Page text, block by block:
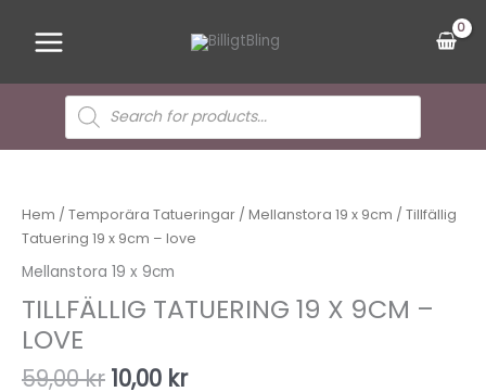
innehållMenu
Sök
efter
produkter
Hem / Temporära Tatueringar / Mellanstora 19 x 9cm / Tillfällig
Tatuering 19 x 9cm – love
Mellanstora 19 x 9cm
TILLFÄLLIG TATUERING 19 X 9CM –
LOVE
59,00kr
Det
priset
var:
10,00 kr
Det
priset
är: